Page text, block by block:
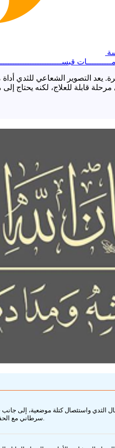
يعد التصوير الشعاعي للثدي
الثدي واستئصال كتلة موضعية، إلى
سرطاني مع الحفاظ على قدر من نسيج الثدي بدلاً من الاستئصال الكلي.